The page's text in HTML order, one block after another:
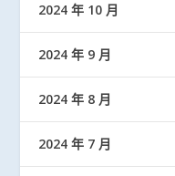
2024 年 10 月
2024 年 9 月
2024 年 8 月
2024 年 7 月